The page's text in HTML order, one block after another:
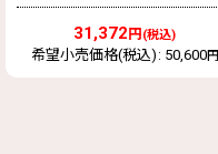
31,372 円 (税込)
希望小売価格(税込) : 50,600円